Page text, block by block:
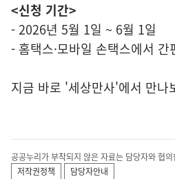
<신청 기간>
- 2026년 5월 1일 ~ 6월 1일
- 홈택스·모바일 손택스에서 간
지금 바로 '세상만사'에서 만나
공공누리가 부착되지 않은 자료는 담당자와 협
저작권정책
담당자안내